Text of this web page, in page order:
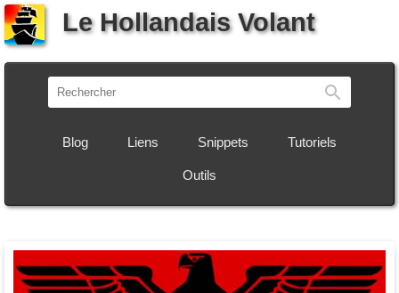
Le Hollandais Volant
Blog Liens Snippets Tutoriels
Outils